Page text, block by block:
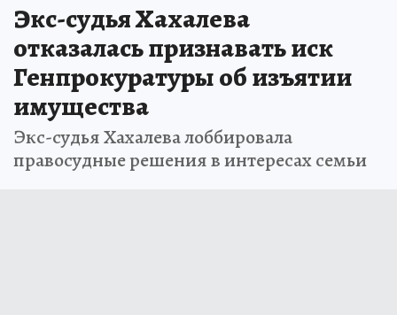
Экс-судья Хахалева
отказалась признавать иск
Генпрокуратуры об изъятии
имущества
Экс-судья Хахалева лоббировала
правосудные решения в интересах семьи